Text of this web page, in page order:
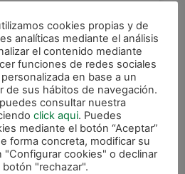
XOTA
cookies propias y de
analíticas mediante el análisis
el contenido mediante
funciones de redes sociales
en base a un
de sus hábitos de navegación.
consultar nuestra
click aqui. Puedes
mediante el botón “Aceptar”
forma concreta, modificar su
"Configurar cookies" o declinar
"rechazar".